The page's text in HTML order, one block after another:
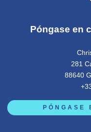
Póngase en
281
88640
PÓNGASE